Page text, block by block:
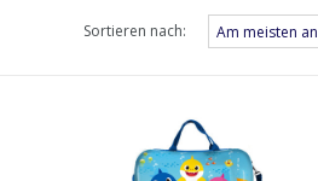
Sortieren nach: